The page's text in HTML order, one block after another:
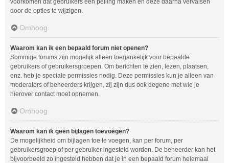
voorkomen dat gebruikers een peiling maken en deze daarna vervalsen
door de opties te wijzigen.
Omhoog
Waarom kan ik een bepaald forum niet openen?
Sommige forums zijn mogelijk alleen toegankelijk voor bepaalde
gebruikers of gebruikersgroepen. Om berichten te zien, lezen, plaatsen,
enz. heb je speciale permissies nodig. Deze permissies kun je alleen van
moderators of beheerders krijgen, zij zijn dus ook degene met wie je
hierover contact moet opnemen.
Omhoog
Waarom kan ik geen bijlagen toevoegen?
De mogelijkheid om bijlagen toe te voegen, kan per forum, per
gebruikersgroep of per gebruiker ingesteld worden. De beheerder kan het
bijvoorbeeld zo ingesteld hebben dat je in een bepaald forum helemaal